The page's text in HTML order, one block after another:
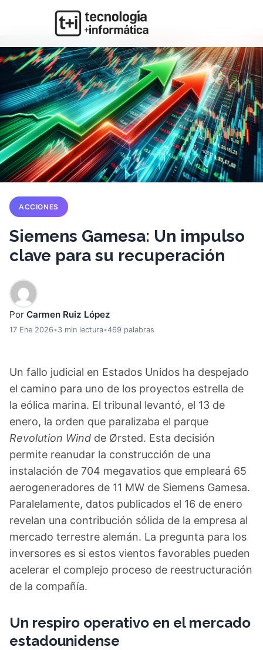
ACCIONES
Siemens Gamesa: Un impulso
clave para su recuperación
Por Carmen Ruiz López
17 Ene 2026•3 min lectura•469 palabras
Un fallo judicial en Estados Unidos ha despejado
el camino para uno de los proyectos estrella de
la eólica marina. El tribunal levantó, el 13 de
enero, la orden que paralizaba el parque
Revolution Wind de Ørsted. Esta decisión
permite reanudar la construcción de una
instalación de 704 megavatios que empleará 65
aerogeneradores de 11 MW de Siemens Gamesa.
Paralelamente, datos publicados el 16 de enero
revelan una contribución sólida de la empresa al
mercado terrestre alemán. La pregunta para los
inversores es si estos vientos favorables pueden
acelerar el complejo proceso de reestructuración
de la compañía.
Un respiro operativo en el mercado
estadounidense